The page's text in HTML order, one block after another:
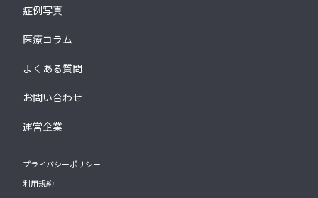
症例写真
医療コラム
よくある質問
お問い合わせ
運営企業
プライバシーポリシー
利用規約